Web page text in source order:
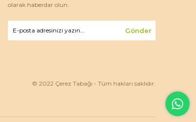
olarak haberdar olun.
Gönder
© 2022 Çerez Tabağı - Tüm hakları saklıdır.